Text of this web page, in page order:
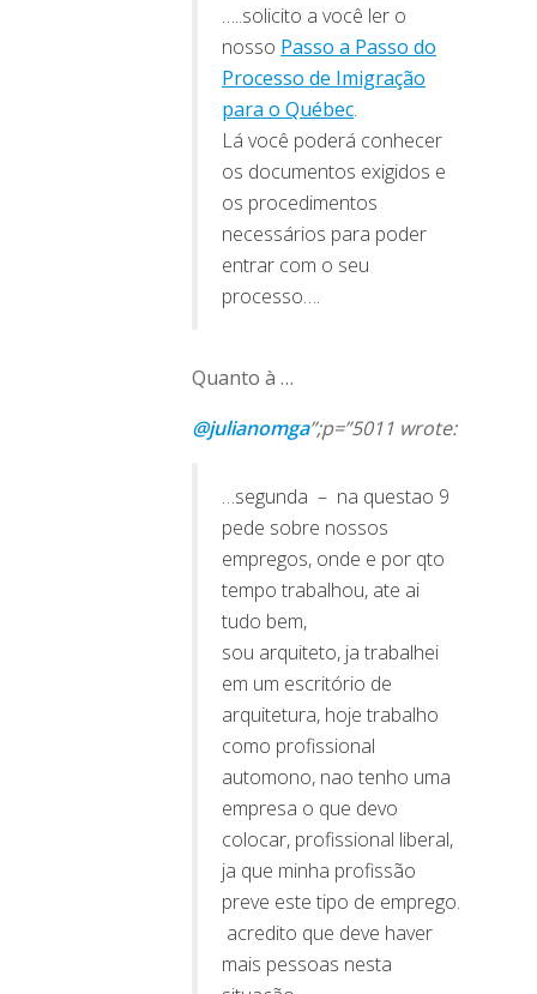
…..solicito a você ler o
nosso Passo a Passo do
Processo de Imigração
para o Québec.
Lá você poderá conhecer
os documentos exigidos e
os procedimentos
necessários para poder
entrar com o seu
processo….
Quanto à …
@julianomga”;p=”5011 wrote:
…segunda – na questao 9
pede sobre nossos
empregos, onde e por qto
tempo trabalhou, ate ai
tudo bem,
sou arquiteto, ja trabalhei
em um escritório de
arquitetura, hoje trabalho
como profissional
automono, nao tenho uma
empresa o que devo
colocar, profissional liberal,
ja que minha profissão
preve este tipo de emprego.
acredito que deve haver
mais pessoas nesta